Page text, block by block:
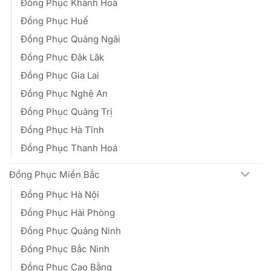
Đồng Phục Khánh Hoà
Đồng Phục Huế
Đồng Phục Quảng Ngãi
Đồng Phục Đăk Lăk
Đồng Phục Gia Lai
Đồng Phục Nghệ An
Đồng Phục Quảng Trị
Đồng Phục Hà Tĩnh
Đồng Phục Thanh Hoá
Đồng Phục Miền Bắc
Đồng Phục Hà Nội
Đồng Phục Hải Phòng
Đồng Phục Quảng Ninh
Đồng Phục Bắc Ninh
Đồng Phục Cao Bằng